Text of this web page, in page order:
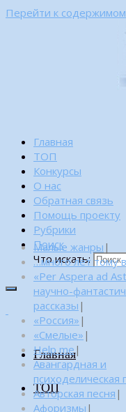
Перейти к
Главная
ТОП
Конкурсы
О нас
Обратная связь
Помощь проекту
Рубрики
Поиск
Что искать:
Главная
ТОП
Малые жанры |
…много лет тому
«Per Aspera ad
научно-
рассказы |
«Россия» |
«Смелые» |
Help me|
Авангардная и
психоделическая
Авторская песня |
Афоризмы |